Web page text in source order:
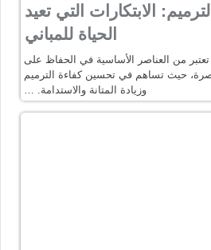
الابتكارات التي تعيد
الحياة للمباني
من العناصر الأساسية في الحفاظ على
حيث تساهم في تحسين كفاءة الترميم
وزيادة المتانة والاستدامة. …